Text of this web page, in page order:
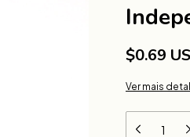
$0.69
Ver mais